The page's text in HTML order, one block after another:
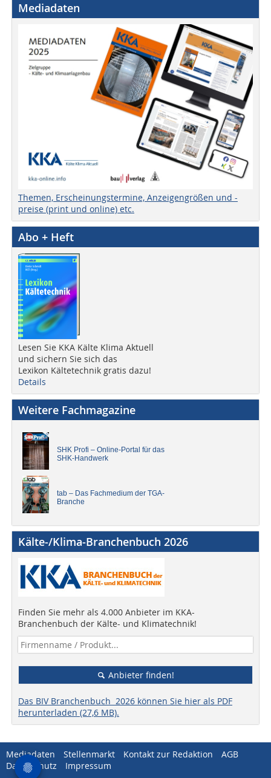
Mediadaten
Themen, Erscheinungstermine, Anzeigengrößen und -
preise (print und online) etc.
Abo + Heft
Lesen Sie KKA Kälte Klima Aktuell
und sichern Sie sich das
Lexikon Kältetechnik gratis dazu!
Details
Weitere Fachmagazine
SHK Profi – Online-Portal für das
SHK-Handwerk
tab – Das Fachmedium der TGA-
Branche
Kälte-/Klima-Branchenbuch 2026
Finden Sie mehr als 4.000 Anbieter im KKA-
Branchenbuch der Kälte- und Klimatechnik!
Anbieter finden!
Das BIV Branchenbuch 2026 können Sie hier als PDF
herunterladen (27,6 MB).
Mediadaten Stellenmarkt Kontakt zur Redaktion
AGB
Datenschutz
Impressum